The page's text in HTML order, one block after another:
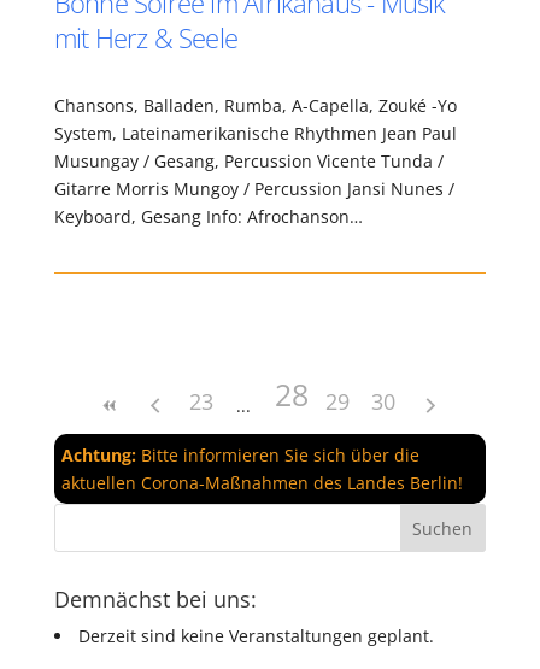
mit Herz & Seele
Chansons, Balladen, Rumba, A-Capella, Zouké -Yo
System, Lateinamerikanische Rhythmen Jean Paul
Musungay / Gesang, Percussion Vicente Tunda /
Gitarre Morris Mungoy / Percussion Jansi Nunes /
Keyboard, Gesang Info: Afrochanson…
23 28 29 30
Achtung:Bitte informieren Sie sich über die
aktuellen Corona-Maßnahmen des Landes Berlin!
Demnächst bei uns:
Derzeit sind keine Veranstaltungen geplant.